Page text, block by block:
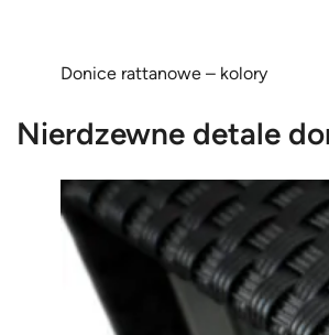
Donice rattanowe – kolory
Nierdzewne detale